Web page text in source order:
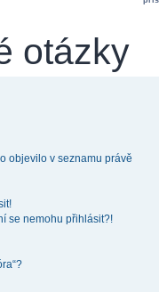
otázky
objevilo v seznamu právě
se nemohu přihlásit?!